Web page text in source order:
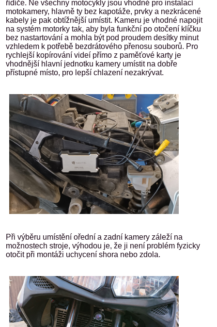
řidiče. Ne všechny motocykly jsou vhodné pro instalaci
motokamery, hlavně ty bez kapotáže, prvky a nezkrácené
kabely je pak obtížnější umístit. Kameru je vhodné napojit
na systém motorky tak, aby byla funkční po otočení klíčku
bez nastartování a mohla být pod proudem desítky minut
vzhledem k potřebě bezdrátového přenosu souborů. Pro
rychlejší kopírování videí přímo z paměťové karty je
vhodnější hlavní jednotku kamery umístit na dobře
přístupné místo, pro lepší chlazení nezakrývat.
Při výběru umístění ořední a zadní kamery záleží na
možnostech stroje, výhodou je, že ji není problém fyzicky
otočit při montáži uchycení shora nebo zdola.